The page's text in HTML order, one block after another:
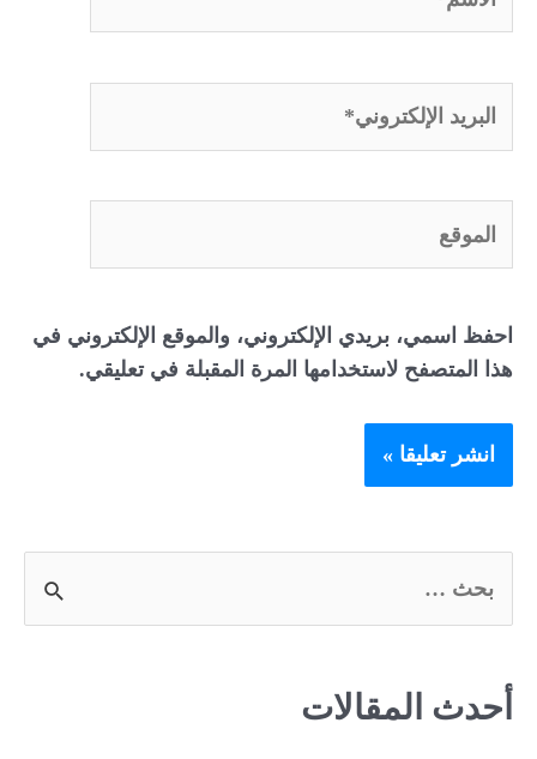
الإلكتروني*
احفظ اسمي، بريدي الإلكتروني، والموقع الإلكتروني في
هذا المتصفح لاستخدامها المرة المقبلة في تعليقي.
أحدث المقالات